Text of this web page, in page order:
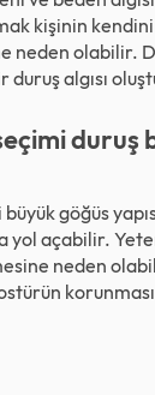
kişinin
neden olabilir.
duruş algısı
duruş
göğüs
yol açabilir.
neden